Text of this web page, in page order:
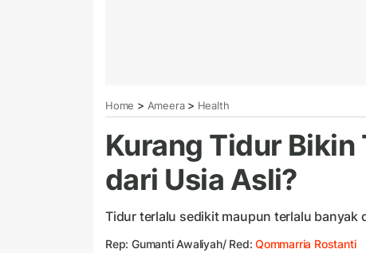
Home > Ameera> Health
Kurang Tidur Bikin
dari Usia Asli?
Tidur terlalu sedikit maupun terlalu banyak
Rep: Gumanti Awaliyah/ Red:Qommarria Rostanti